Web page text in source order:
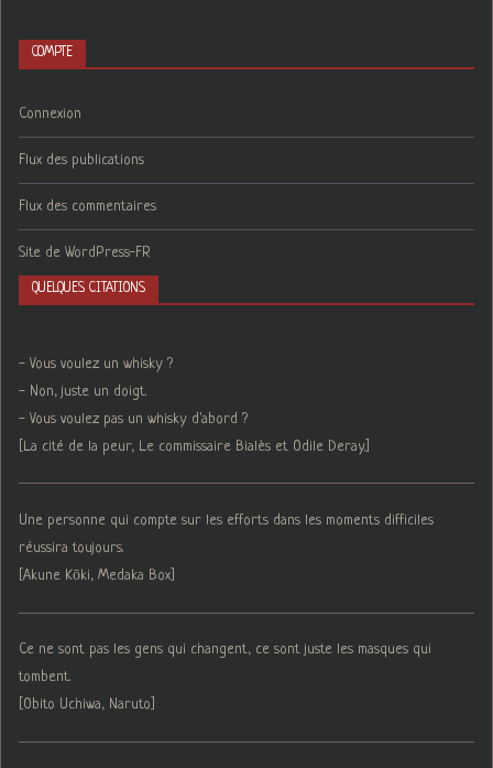
COMPTE
Connexion
Flux des publications
Flux des commentaires
Site de WordPress-FR
QUELQUES CITATIONS
- Vous voulez un whisky ?
- Non, juste un doigt.
- Vous voulez pas un whisky d'abord ?
[La cité de la peur, Le commissaire Bialès et Odile Deray.]
Une personne qui compte sur les efforts dans les moments difficiles
réussira toujours.
[Akune Kōki, Medaka Box]
Ce ne sont pas les gens qui changent, ce sont juste les masques qui
tombent.
[Obito Uchiwa, Naruto]